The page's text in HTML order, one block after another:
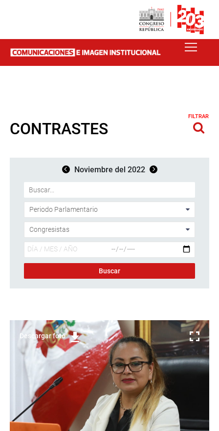
CONTRASTES
FILTRAR
Noviembre del 2022
Descargar foto